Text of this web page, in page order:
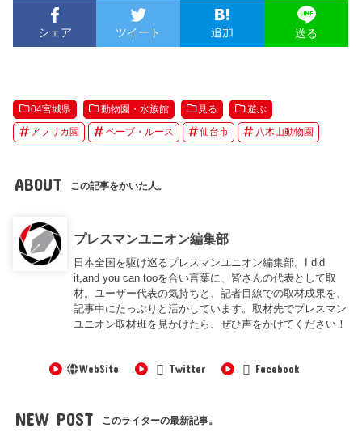
シェア ツイート 追加 送る
04宮城県 動物園・水族館 見る 遊ぶ
アフリカ園 ベーブ・ルース 仙台市 八木山動物園
ABOUT この記事をかいた人。
プレスマンユニオン編集部
日本全国を駆け巡るプレスマンユニオン編集部。I did
it,and you can tooを合い言葉に、皆さんの代表として取
材。ユーザー代表の気持ちと、記者目線での取材成果を、
記事中にたっぷりと活かしています。取材先でプレスマン
ユニオン取材班を見かけたら、ぜひ声をかけてください！
WebSite Twitter Facebook
NEW POST このライターの最新記事。